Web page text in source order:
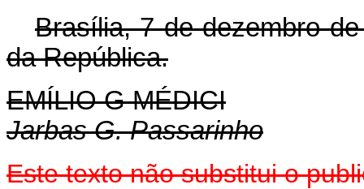
Brasília, 7 de dezembro
da República.
EMÍLIO G MÉDICI
Jarbas G. Passarinho
Este texto não substitui o